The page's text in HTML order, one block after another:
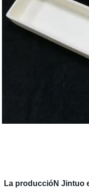
La produccióN Jintuo